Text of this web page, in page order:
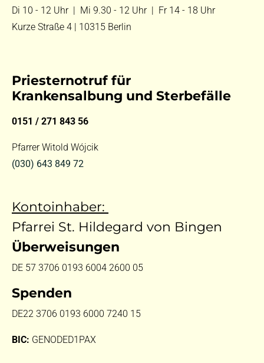
Di 10 - 12 Uhr | Mi 9.30 - 12 Uhr | Fr 14 - 18 Uhr
Kurze Straße 4 | 10315 Berlin
Priesternotruf für
Krankensalbung und Sterbefälle
0151 / 271 843 56
Pfarrer Witold Wójcik
(030) 643 849 72
Kontoinhaber:
Pfarrei St. Hildegard von Bingen
Überweisungen
DE 57 3706 0193 6004 2600 05
Spenden
DE22 3706 0193 6000 7240 15
BIC: GENODED1PAX